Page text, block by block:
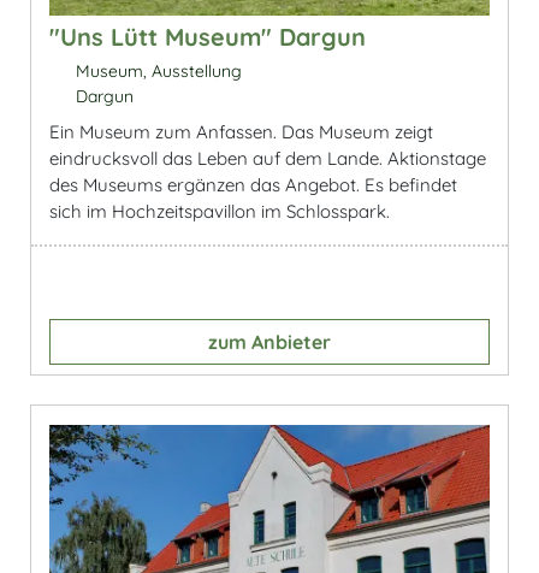
"Uns Lütt Museum" Dargun
Museum, Ausstellung
Dargun
Ein Museum zum Anfassen. Das Museum zeigt
eindrucksvoll das Leben auf dem Lande. Aktionstage
des Museums ergänzen das Angebot. Es befindet
sich im Hochzeitspavillon im Schlosspark.
zum Anbieter